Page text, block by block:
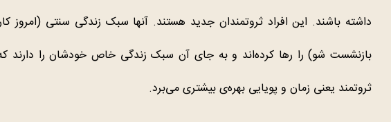
داشته باشند. این افراد ثروتمندان جدید هستند. آنها سبک زندگی سنتی (امروز
بازنشست شو) را رها کرده‌اند و به جای آن سبک زندگی خاص خودشان را دارند که
ثروتمند یعنی زمان و پویایی بهره‌ی بیشتری می‌برد.